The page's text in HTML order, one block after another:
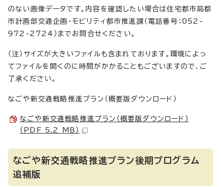
のない画像データです。内容を確認したい場合は住宅都市局都
市計画部交通企画・モビリティ都市推進課（電話番号：052-
972-2724）までお問合せください。
（注）サイズが大きいファイルも含まれております。環境によっ
てファイルを開くのに時間がかかることもございますので、ご
了承ください。
なごや新交通戦略推進プラン（概要版ダウンロード）
なごや新交通戦略推進プラン（概要版ダウンロード）
（PDF 5.2 MB）
なごや新交通戦略推進プラン後期プログラム
追補版